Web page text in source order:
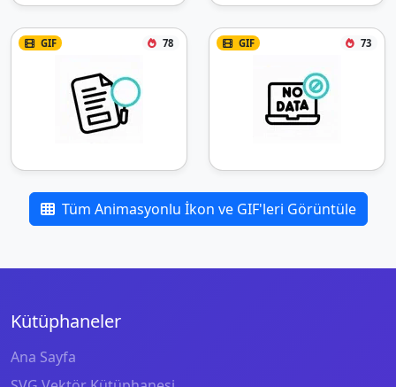
GIF 78 GIF 73
Tüm Animasyonlu İkon ve GIF'leri Görüntüle
Kütüphaneler
Ana Sayfa